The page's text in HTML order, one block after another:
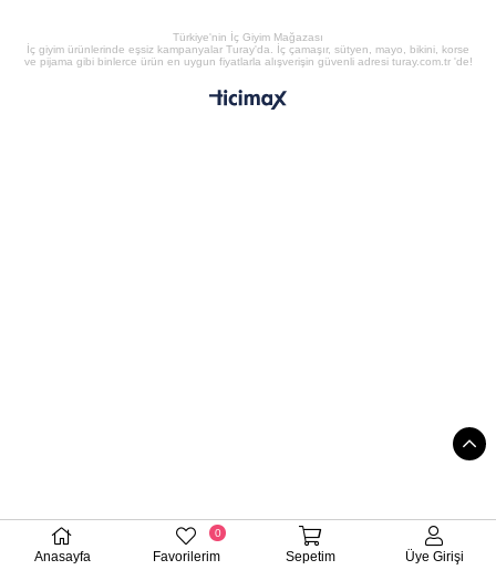
Türkiye'nin İç Giyim Mağazası
İç giyim ürünlerinde eşsiz kampanyalar Turay'da. İç çamaşır, sütyen, mayo, bikini, korse
ve pijama gibi binlerce ürün en uygun fiyatlarla alışverişin güvenli adresi turay.com.tr 'de!
Anasayfa Favorilerim
0
Sepetim Üye Girişi